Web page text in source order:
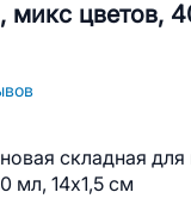
микс цветов,